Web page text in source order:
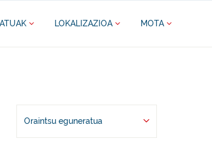
LOKALIZAZIOA MOTA
Oraintsu eguneratua